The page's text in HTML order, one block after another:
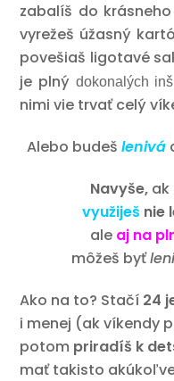
zabalíš do
vyrežeš úžasný
povešiaš ligotavé
je plný dokonalých
nimi vie trvať celý
Alebo budeš lenivá
Navyše,ak
využiješ nie
ale aj na
môžeš byť
Ako na to? Stačí 24
i menej (ak víkendy
potom priradíš k
mať takisto